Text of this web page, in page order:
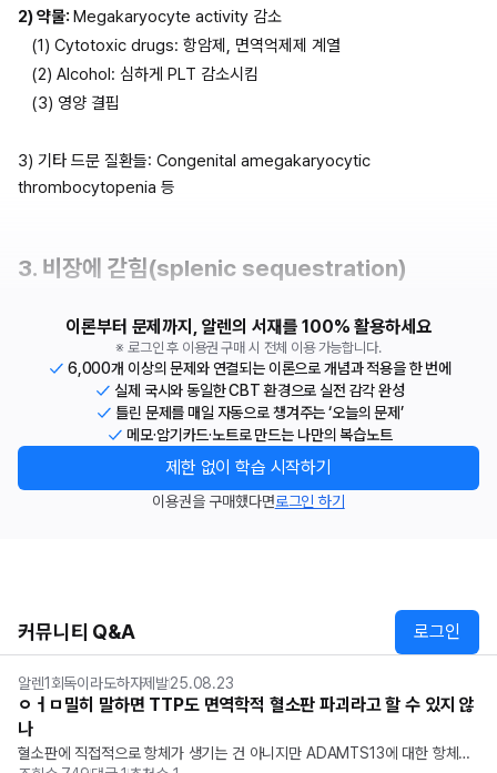
2) 약물: Megakaryocyte activity 감소
(1) Cytotoxic drugs: 항암제, 면역억제제 계열
(2) Alcohol: 심하게 PLT 감소시킴
(3) 영양 결핍
3) 기타 드문 질환들: Congenital amegakaryocytic
thrombocytopenia 등
3. 비장에 갇힘(splenic sequestration)
이론부터 문제까지, 알렌의 서재를 100% 활용하세요
※ 로그인 후 이용권 구매 시 전체 이용 가능합니다.
6,000개 이상의 문제와 연결되는 이론으로 개념과 적용을 한 번에
실제 국시와 동일한 CBT 환경으로 실전 감각 완성
틀린 문제를 매일 자동으로 챙겨주는 ‘오늘의 문제’
메모·암기카드·노트로 만드는 나만의 복습노트
제한 없이 학습 시작하기
이용권을 구매했다면로그인 하기
커뮤니티 Q&A 로그인
알렌1회독이라도하자제발25.08.23
ㅇㅓㅁ밀히 말하면 TTP도 면역학적 혈소판 파괴라고 할 수 있지 않
나
혈소판에 직접적으로 항체가 생기는 건 아니지만 ADAMTS13에 대한 항체니